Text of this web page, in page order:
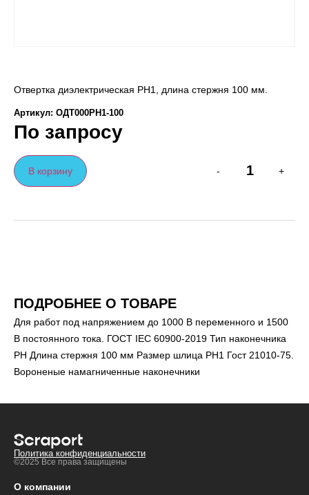
Отвертка диэлектрическая PH1, длина стержня 100 мм.
Артикул: ОДТ000PH1-100
По запросу
- +
В корзину
ПОДРОБНЕЕ О ТОВАРЕ
Для работ под напряжением до 1000 В переменного и 1500
В постоянного тока. ГОСТ IEC 60900-2019 Тип наконечника
РН Длина стержня 100 мм Размер шлица РН1 Гост 21010-75.
Вороненые намагниченные наконечники
Политика конфиденциальности
©2025 Все права защищены
О компании